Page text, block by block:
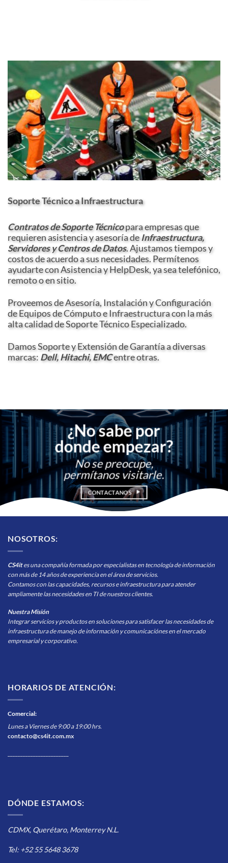
Soporte Técnico a Infraestructura
Contratos de Soporte Técnicopara empresas que
requieren asistencia y asesoría deInfraestructura,
Servidores y Centros de Datos. Ajustamos tiempos y
costos de acuerdo a sus necesidades. Permítenos
ayudarte con Asistencia y HelpDesk, ya sea telefónico,
remoto o en sitio.
Proveemos de Asesoría, Instalación y Configuración
de Equipos de Cómputo e Infraestructura con la más
alta calidad de Soporte Técnico Especializado.
Damos Soporte y Extensión de Garantía a diversas
marcas: Dell, Hitachi, EMCentre otras.
¿No sabe por
donde empezar?
No se preocupe,
permítanos visitarle.
CONTACTANOS
NOSOTROS:
CS4ites una compañía formada por especialistas en tecnología de información
con más de 14 años de experiencia en el área de servicios.
Contamos con las capacidades, recursos e infraestructura para atender
ampliamente las necesidades en TI de nuestros clientes.
Nuestra Misión
Integrar servicios y productos en soluciones para satisfacer las necesidades de
infraestructura de manejo de información y comunicaciónes en el mercado
empresarial y corporativo.
HORARIOS DE ATENCIÓN:
Comercial:
Lunes a Viernes de 9:00 a 19:00 hrs.
contacto@cs4it.com.mx
DÓNDE ESTAMOS:
CDMX, Querétaro, Monterrey N.L.
Tel: +52 55 5648 3678